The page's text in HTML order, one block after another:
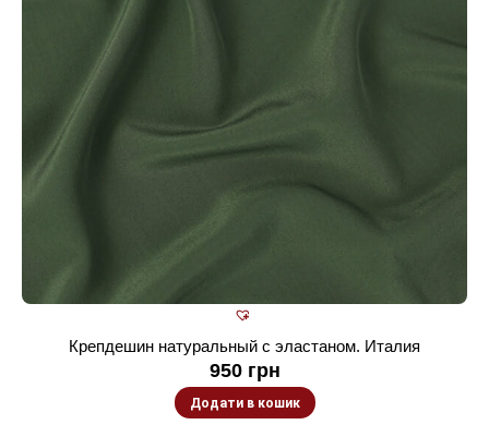
Крепдешин натуральный с эластаном. Италия
950 грн
Додати в кошик